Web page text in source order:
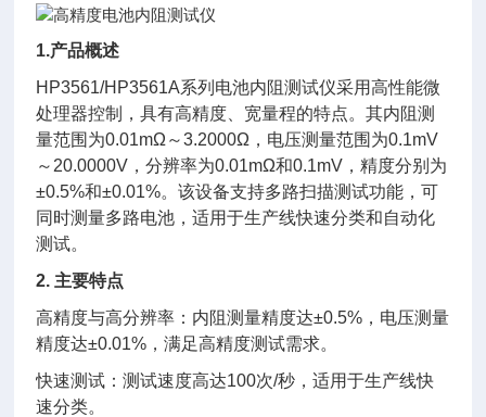
1.产品概述
HP3561/HP3561A系列电池内阻测试仪采用高性能微
处理器控制，具有高精度、宽量程的特点。其内阻测
量范围为0.01mΩ～3.2000Ω，电压测量范围为0.1mV
～20.0000V，分辨率为0.01mΩ和0.1mV，精度分别为
±0.5%和±0.01%。该设备支持多路扫描测试功能，可
同时测量多路电池，适用于生产线快速分类和自动化
测试。
2. 主要特点
高精度与高分辨率：内阻测量精度达±0.5%，电压测量
精度达±0.01%，满足高精度测试需求。
快速测试：测试速度高达100次/秒，适用于生产线快
速分类。